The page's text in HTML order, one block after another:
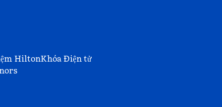
HiltonKhóa Điện tử